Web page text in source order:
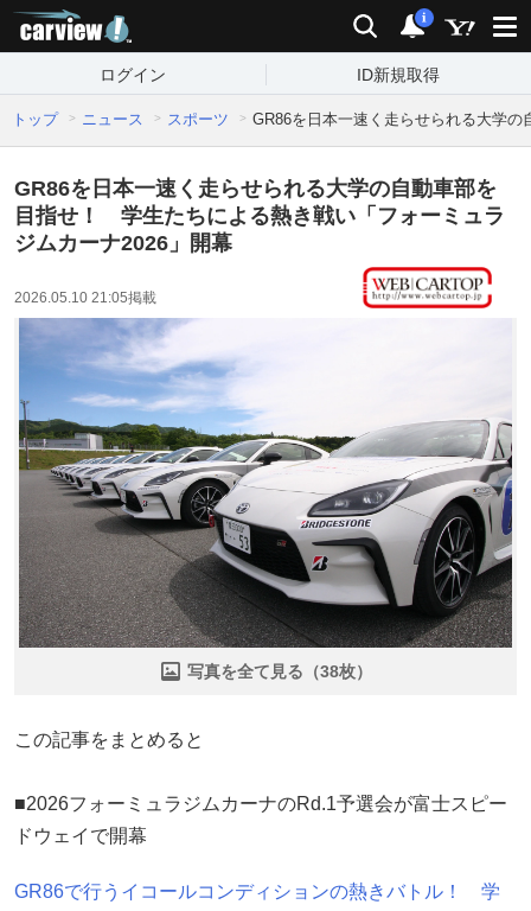
検索 通知
i
ログイン ID新規取得
トップ ニュース スポーツ GR86を日本一速く走らせられる大学
GR86を日本一速く走らせられる大学の自動車部を
目指せ！ 学生たちによる熱き戦い「フォーミュラ
ジムカーナ2026」開幕
2026.05.10 21:05掲載
写真を全て見る（38枚）
この記事をまとめると
■2026フォーミュラジムカーナのRd.1予選会が富士スピー
ドウェイで開幕
GR86で行うイコールコンディションの熱きバトル！ 学